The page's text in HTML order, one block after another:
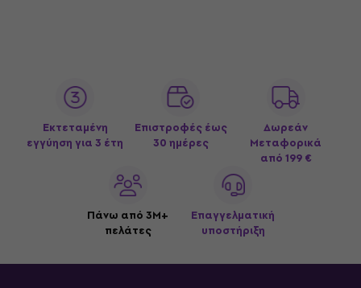
Εκτεταμένη
εγγύηση για 3 έτη
Επιστροφές έως
30 ημέρες
Δωρεάν
Μεταφορικά
από 199 €
Πάνω από 3M+
πελάτες
Επαγγελματική
υποστήριξη